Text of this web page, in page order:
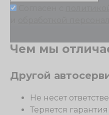
Чем мы
Другой
Не несет
Теряется